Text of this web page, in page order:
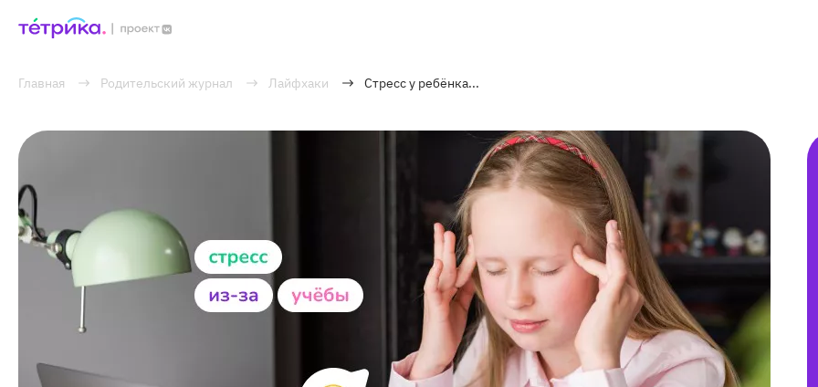
Главная Родительский журнал Лайфхаки Стресс у ребёнка...